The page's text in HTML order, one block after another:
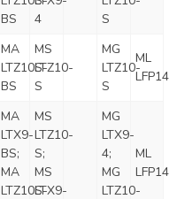
BS
4
S
MA
LTZ10S-
BS
MS
LTZ10-
S
MG
LTZ10-
S
ML
LFP14
MA
LTX9-
BS;
MA
LTZ10S-
MS
LTZ10-
S;
MS
LTX9-
MG
LTX9-
4;
MG
LTZ10-
ML
LFP14